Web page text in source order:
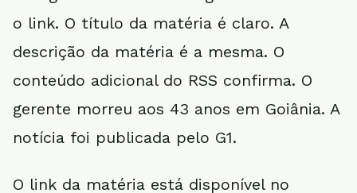
o link. O título da matéria é claro. A
descrição da matéria é a mesma. O
conteúdo adicional do RSS confirma. O
gerente morreu aos 43 anos em Goiânia. A
notícia foi publicada pelo G1.
O link da matéria está disponível no